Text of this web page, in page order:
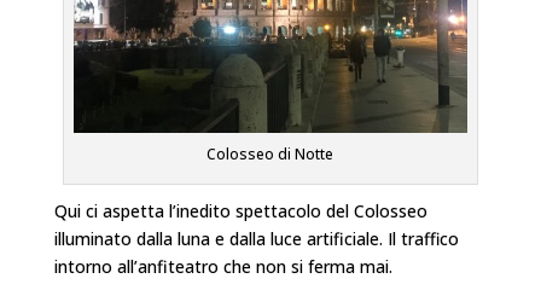
Colosseo di Notte
Qui ci aspetta l’inedito spettacolo del Colosseo
illuminato dalla luna e dalla luce artificiale. Il traffico
intorno all’anfiteatro che non si ferma mai.